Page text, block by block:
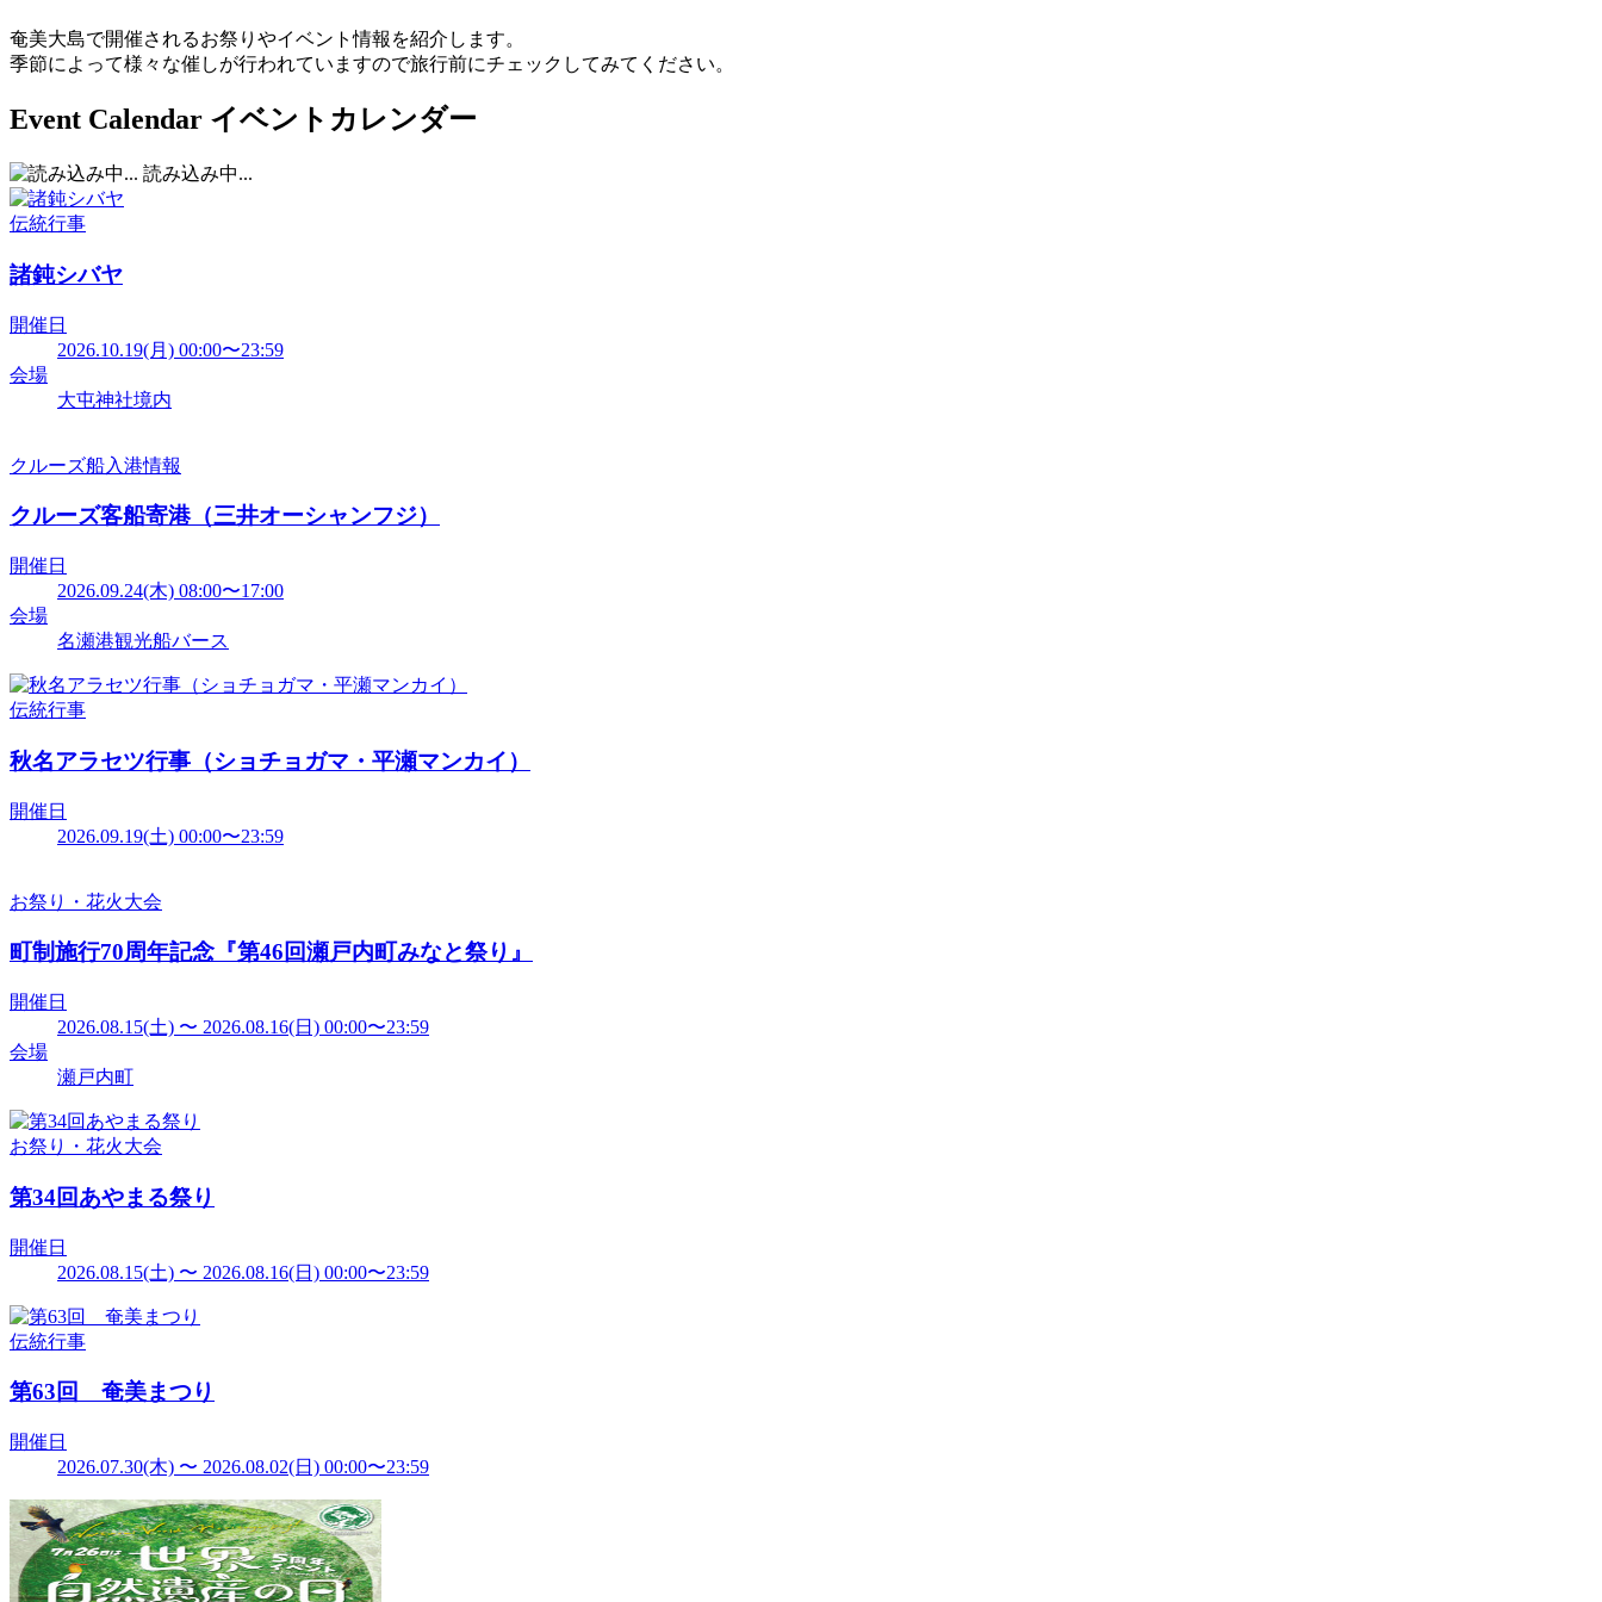
奄美大島で開催されるお祭りやイベント情報を紹介します。
季節によって様々な催しが行われていますので旅行前にチェックしてみてください。
Event Calendar イベントカレンダー
読み込み中...
伝統行事
諸鈍シバヤ
開催日
2026.10.19(月) 00:00〜23:59
会場
大屯神社境内
クルーズ船入港情報
クルーズ客船寄港（三井オーシャンフジ）
開催日
2026.09.24(木) 08:00〜17:00
会場
名瀬港観光船バース
伝統行事
秋名アラセツ行事（ショチョガマ・平瀬マンカイ）
開催日
2026.09.19(土) 00:00〜23:59
お祭り・花火大会
町制施行70周年記念『第46回瀬戸内町みなと祭り』
開催日
2026.08.15(土) 〜 2026.08.16(日) 00:00〜23:59
会場
瀬戸内町
お祭り・花火大会
第34回あやまる祭り
開催日
2026.08.15(土) 〜 2026.08.16(日) 00:00〜23:59
伝統行事
第63回 奄美まつり
開催日
2026.07.30(木) 〜 2026.08.02(日) 00:00〜23:59